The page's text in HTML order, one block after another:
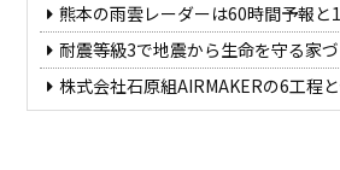
熊本の雨雲レーダーは60時間予報と
耐震等級3で地震から生命を守る家
株式会社石原組AIRMAKERの6工程